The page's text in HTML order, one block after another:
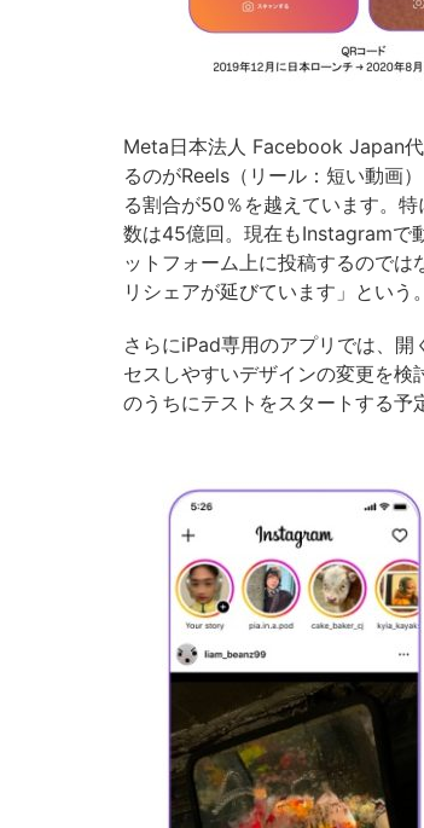
Meta日本法人 Facebook Japan
るのがReels（リール：短い動画
る割合が50％を越えています。
数は45億回。現在もInstagramで
ットフォーム上に投稿するので
リシェアが延びています」という。
さらにiPad専用のアプリでは、
セスしやすいデザインの変更を
のうちにテストをスタートする予